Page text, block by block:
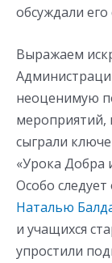
обсуждали
Выражаем
неоценимую
мероприятий,
сыграли
«Урока Добра
Особо
Наталью
и учащихся
упростили